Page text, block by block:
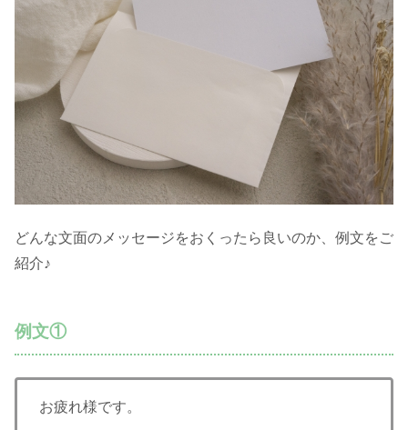
どんな文面のメッセージをおくったら良いのか、例文をご
紹介♪
例文①
お疲れ様です。